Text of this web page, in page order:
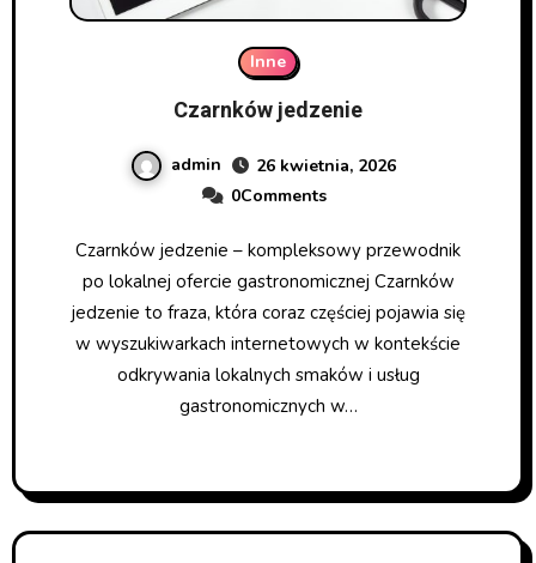
Inne
Czarnków jedzenie
admin
26 kwietnia, 2026
0Comments
Czarnków jedzenie – kompleksowy przewodnik
po lokalnej ofercie gastronomicznej Czarnków
jedzenie to fraza, która coraz częściej pojawia się
w wyszukiwarkach internetowych w kontekście
odkrywania lokalnych smaków i usług
gastronomicznych w…